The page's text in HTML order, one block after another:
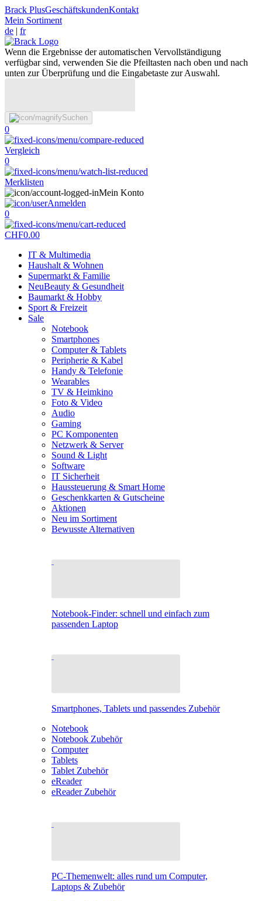
Brack PlusGeschäftskundenKontakt
Mein Sortiment
de | fr
Wenn die Ergebnisse der automatischen Vervollständigung
verfügbar sind, verwenden Sie die Pfeiltasten nach oben und nach
unten zur Überprüfung und die Eingabetaste zur Auswahl.
Suchen
0
Vergleich
0
Merklisten
Mein Konto
Anmelden
0
CHF0.00
IT & Multimedia
Haushalt & Wohnen
Supermarkt & Familie
NeuBeauty & Gesundheit
Baumarkt & Hobby
Sport & Freizeit
Sale
Notebook
Smartphones
Computer & Tablets
Peripherie & Kabel
Handy & Telefonie
Wearables
TV & Heimkino
Foto & Video
Audio
Gaming
PC Komponenten
Netzwerk & Server
Sound & Light
Software
IT Sicherheit
Haussteuerung & Smart Home
Geschenkkarten & Gutscheine
Aktionen
Neu im Sortiment
Bewusste Alternativen
Notebook-Finder: schnell und einfach zum
passenden Laptop
Smartphones, Tablets und passendes Zubehör
Notebook
Notebook Zubehör
Computer
Tablets
Tablet Zubehör
eReader
eReader Zubehör
PC-Themenwelt: alles rund um Computer,
Laptops & Zubehör